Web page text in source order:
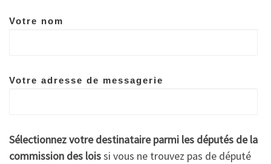
Votre nom
Votre adresse de messagerie
Sélectionnez votre destinataire parmi les députés de la
commission des loissi vous ne trouvez pas de député